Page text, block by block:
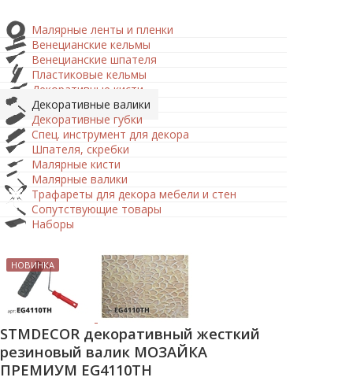
Малярные ленты и пленки
Венецианские кельмы
Венецианские шпателя
Пластиковые кельмы
Декоративные кисти
Декоративные валики
Декоративные губки
Спец. инструмент для декора
Шпателя, скребки
Малярные кисти
Малярные валики
Трафареты для декора мебели и стен
Сопутствующие товары
Наборы
НОВИНКА
STMDECOR декоративный жесткий
резиновый валик МОЗАЙКА
ПРЕМИУМ EG4110TH